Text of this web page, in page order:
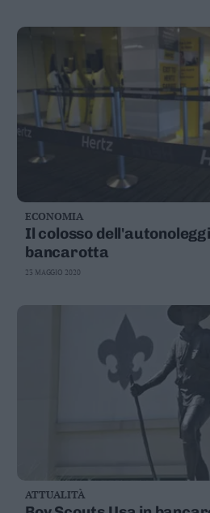
ECONOMIA
Il colosso
bancarotta
23 MAGGIO 2020
ATTUALITÀ